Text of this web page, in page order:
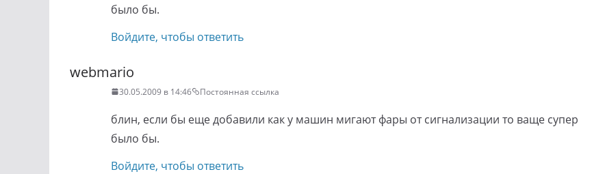
было бы.
Войдите, чтобы ответить
webmario
30.05.2009 в 14:46 Постоянная ссылка
блин, если бы еще добавили как у машин мигают фары от сигнализации то ваще супер
было бы.
Войдите, чтобы ответить